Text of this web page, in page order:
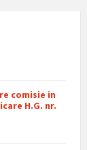
comisie in
H.G. nr.